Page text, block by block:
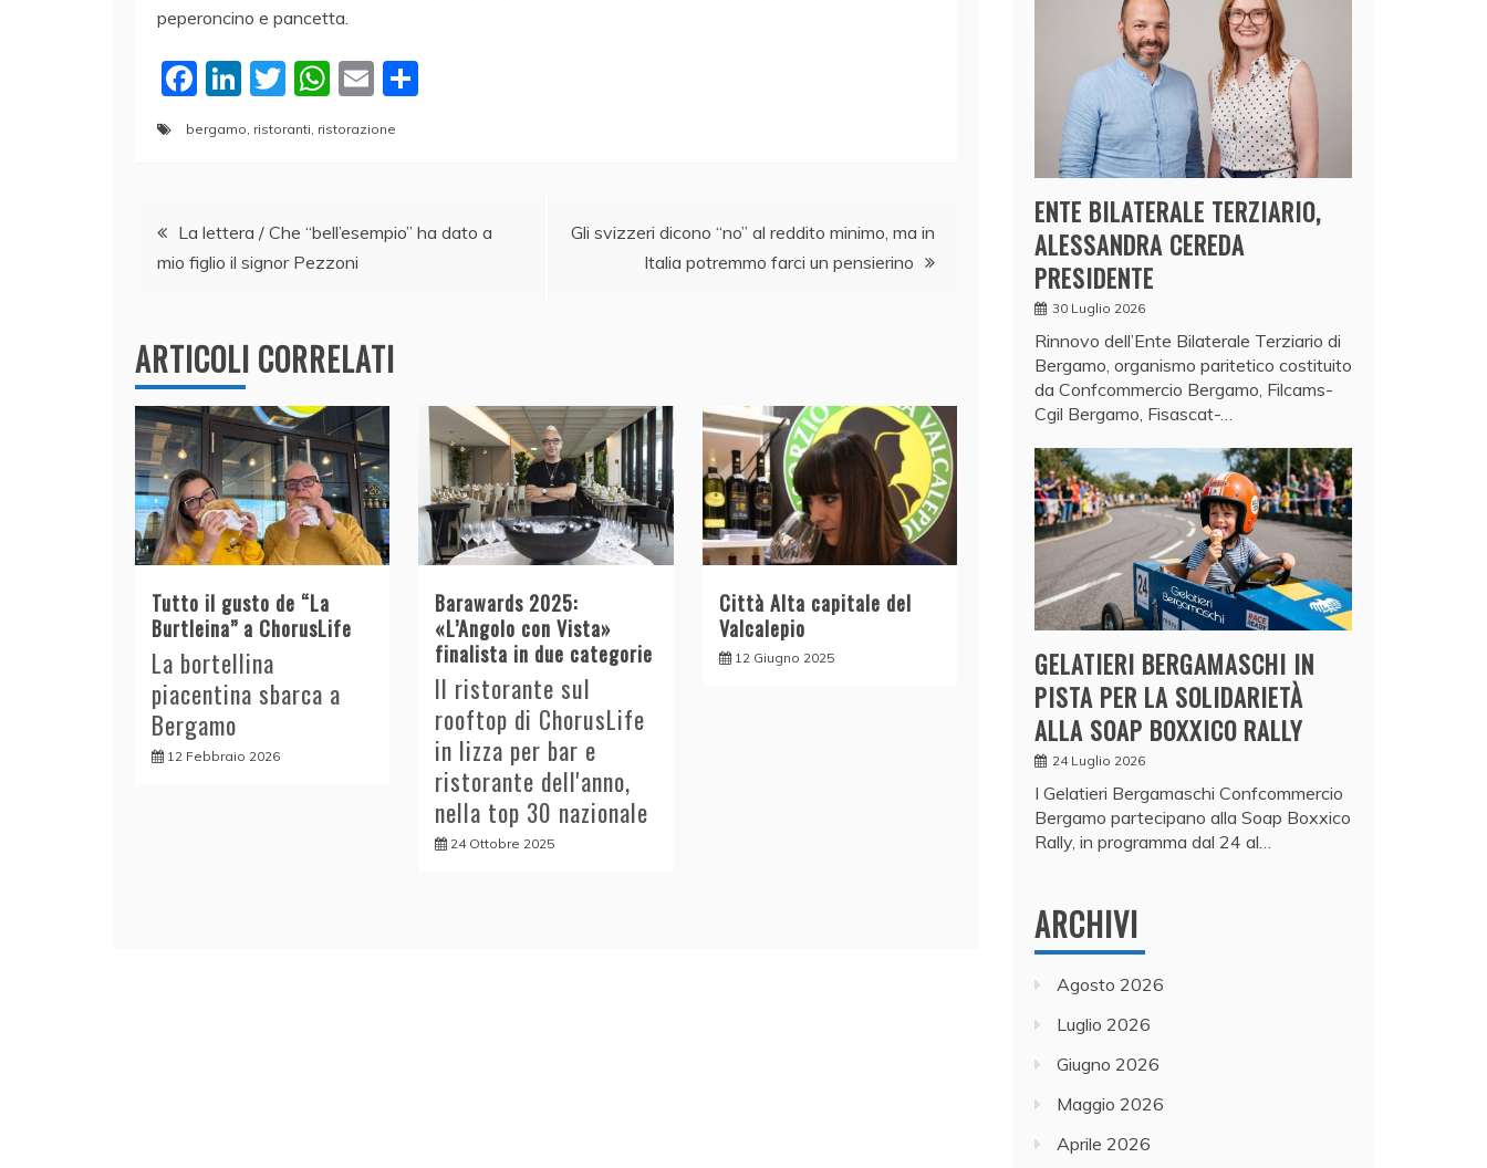
peperoncino e pancetta.
F
c
b
o
Li
n
k
dI
n
T
w
itt
W
h
at
A
p
E
ai
vi
bergamo ristoranti ristorazione
Navigazione
articoli
La lettera / Che “bell’esempio” ha dato a
mio figlio il signor Pezzoni
Gli svizzeri dicono “no” al reddito minimo, ma in
Italia potremmo farci un pensierino
ARTICOLI CORRELATI
Tutto il gusto de “La
Burtleina” a ChorusLife
La bortellina
piacentina sbarca a
Bergamo
12 Febbraio 2026
Barawards 2025:
«L’Angolo con Vista»
finalista in due categorie
Il ristorante sul
rooftop di ChorusLife
in lizza per bar e
ristorante dell'anno,
nella top 30 nazionale
24 Ottobre 2025
Città Alta capitale del
Valcalepio
12 Giugno 2025
ENTE BILATERALE TERZIARIO,
ALESSANDRA CEREDA
PRESIDENTE
30 Luglio 2026
Rinnovo dell’Ente Bilaterale Terziario di
Bergamo, organismo paritetico costituito
da Confcommercio Bergamo, Filcams-
Cgil Bergamo, Fisascat-…
GELATIERI BERGAMASCHI IN
PISTA PER LA SOLIDARIETÀ
ALLA SOAP BOXXICO RALLY
24 Luglio 2026
I Gelatieri Bergamaschi Confcommercio
Bergamo partecipano alla Soap Boxxico
Rally, in programma dal 24 al…
ARCHIVI
Agosto 2026
Luglio 2026
Giugno 2026
Maggio 2026
Aprile 2026